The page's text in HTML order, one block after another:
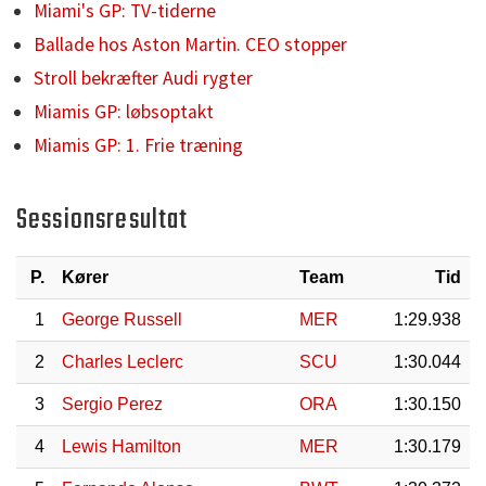
Miami's GP: TV-tiderne
Ballade hos Aston Martin. CEO stopper
Stroll bekræfter Audi rygter
Miamis GP: løbsoptakt
Miamis GP: 1. Frie træning
Sessionsresultat
P. Kører Team Tid
1 George Russell MER 1:29.938
2 Charles Leclerc SCU 1:30.044
3 Sergio Perez ORA 1:30.150
4 Lewis Hamilton MER 1:30.179